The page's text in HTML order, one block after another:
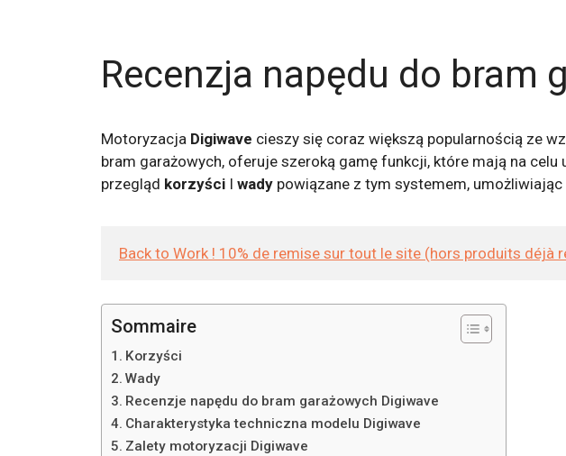
Recenzja napędu do bram
Motoryzacja Digiwave cieszy się coraz większą popularnością ze
bram garażowych, oferuje szeroką gamę funkcji, które mają na
przegląd korzyści I wady powiązane z tym systemem,
Back to Work ! 10% de remise sur tout le site (hors produits déjà
Sommaire
Korzyści
Wady
Recenzje napędu do bram garażowych Digiwave
Charakterystyka techniczna modelu Digiwave
Zalety motoryzacji Digiwave